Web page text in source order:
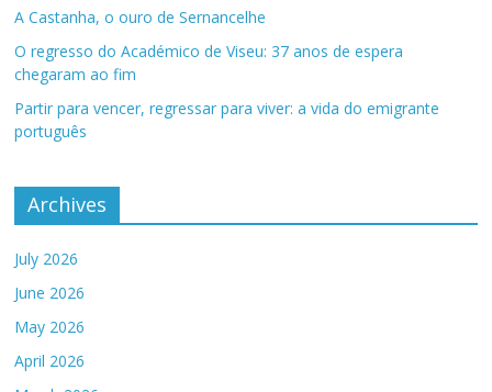
A Castanha, o ouro de Sernancelhe
O regresso do Académico de Viseu: 37 anos de espera
chegaram ao fim
Partir para vencer, regressar para viver: a vida do emigrante
português
Archives
July 2026
June 2026
May 2026
April 2026